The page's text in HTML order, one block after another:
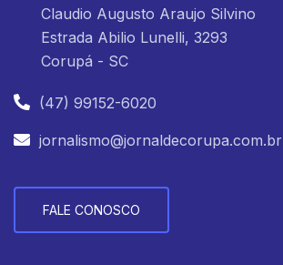
Claudio Augusto Araujo Silvino
Estrada Abilio Lunelli, 3293
Corupá - SC
(47) 99152-6020
jornalismo@jornaldecorupa.com.br
FALE CONOSCO